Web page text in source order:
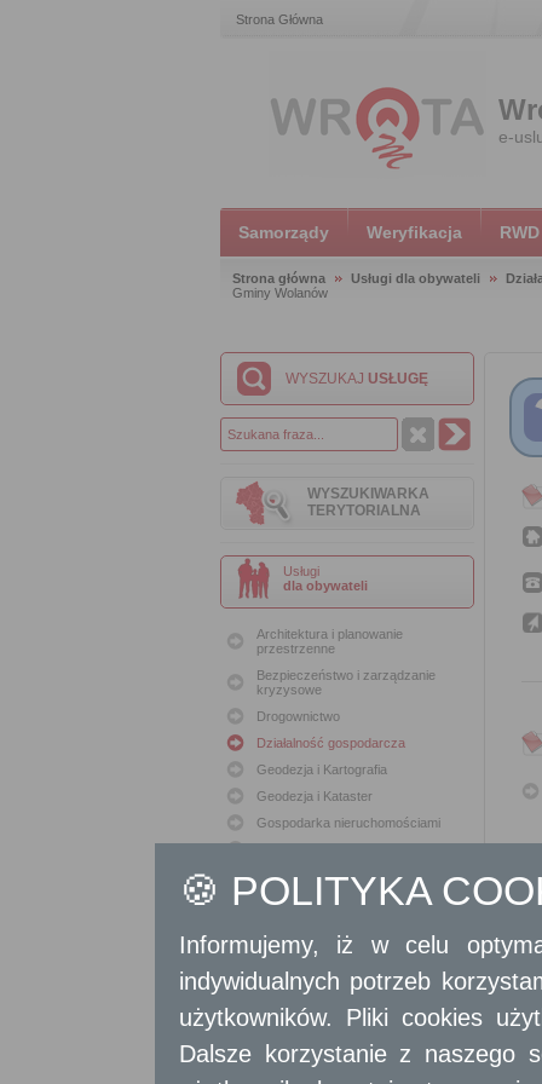
Strona Główna
e-
Samorządy Weryfikacja RWD
Strona główna Usługi dla obywateli
Gminy Wolanów
WYSZUKAJ USŁUGĘ
WYSZUKIWARKA
TERYTORIALNA
Usługi
dla obywateli
Architektura i planowanie
przestrzenne
Bezpieczeństwo i zarządzanie
kryzysowe
Drogownictwo
Działalność gospodarcza
Geodezja i Kartografia
Geodezja i Kataster
Gospodarka nieruchomościami
Ochrona Środowiska
Oświata
Polityka lokalowa
Polityka społeczna
Skargi i wnioski
Sprawy komunalne
🍪 POLITYKA
Informujemy, iż w celu
indywidualnych potrzeb
użytkowników. Pliki cookies
Dalsze korzystanie z naszego